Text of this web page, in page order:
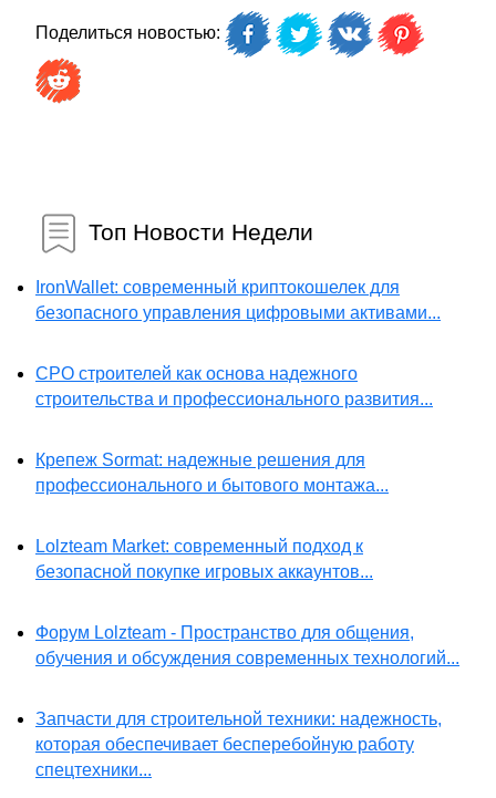
Поделиться новостью:
Топ Новости Недели
IronWallet: современный криптокошелек для
безопасного управления цифровыми активами...
СРО строителей как основа надежного
строительства и профессионального развития...
Крепеж Sormat: надежные решения для
профессионального и бытового монтажа...
Lolzteam Market: современный подход к
безопасной покупке игровых аккаунтов...
Форум Lolzteam - Пространство для общения,
обучения и обсуждения современных технологий...
Запчасти для строительной техники: надежность,
которая обеспечивает бесперебойную работу
спецтехники...